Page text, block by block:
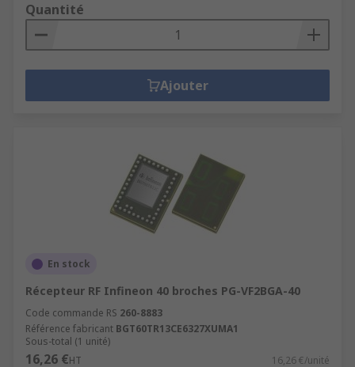
Quantité
Ajouter
En stock
Récepteur RF Infineon 40 broches PG-VF2BGA-40
Code commande RS 260-8883
Référence fabricant BGT60TR13CE6327XUMA1
Sous-total (1 unité)
16,26 €HT 16,26 €/unité